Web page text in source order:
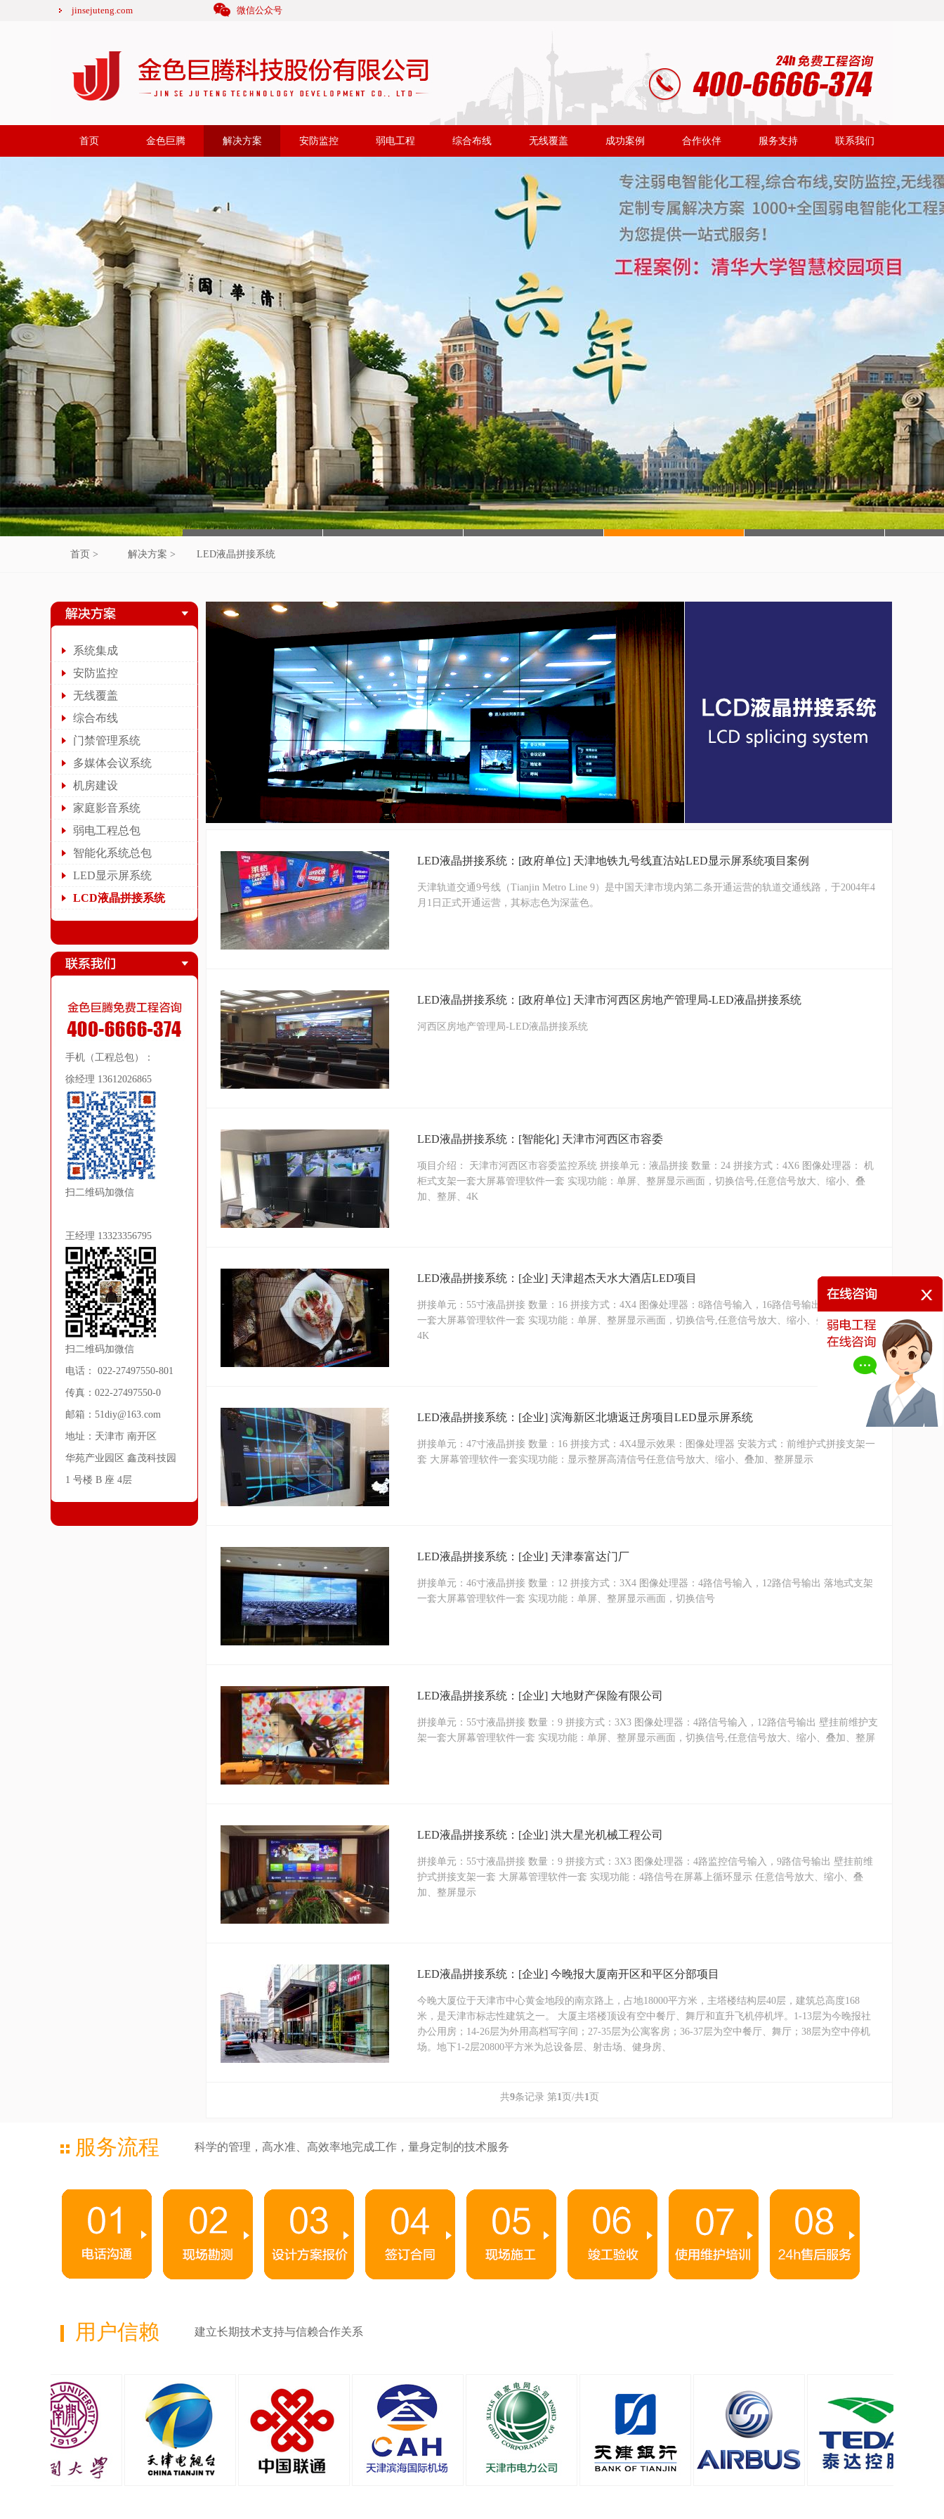
jinsejuteng.com 微信公众号
首页 金色巨腾 解决方案 安防监控 弱电工程 综合布线 无线覆盖 成功案例 合作伙伴 服务支持 联系我们
首页 > 解决方案 > LED液晶拼接系统
系统集成
安防监控
无线覆盖
综合布线
门禁管理系统
多媒体会议系统
机房建设
家庭影音系统
弱电工程总包
智能化系统总包
LED显示屏系统
LCD液晶拼接系统
手机（工程总包）：
徐经理 13612026865
扫二维码加微信
王经理 13323356795
扫二维码加微信
电话： 022-27497550-801
传真：022-27497550-0
邮箱：51diy@163.com
地址：天津市 南开区
华苑产业园区 鑫茂科技园
1 号楼 B 座 4层
LED液晶拼接系统：[政府单位] 天津地铁九号线直沽站LED显示屏系统项目案例
天津轨道交通9号线（Tianjin Metro Line 9）是中国天津市境内第二条开通运营的轨道交通线路，于2004年4
月1日正式开通运营，其标志色为深蓝色。
LED液晶拼接系统：[政府单位] 天津市河西区房地产管理局-LED液晶拼接系统
河西区房地产管理局-LED液晶拼接系统
LED液晶拼接系统：[智能化] 天津市河西区市容委
项目介绍： 天津市河西区市容委监控系统 拼接单元：液晶拼接 数量：24 拼接方式：4X6 图像处理器： 机
柜式支架一套大屏幕管理软件一套 实现功能：单屏、整屏显示画面，切换信号,任意信号放大、缩小、叠
加、整屏、4K
LED液晶拼接系统：[企业] 天津超杰天水大酒店LED项目
拼接单元：55寸液晶拼接 数量：16 拼接方式：4X4 图像处理器：8路信号输入，16路信号输出 机柜式支架
一套大屏幕管理软件一套 实现功能：单屏、整屏显示画面，切换信号,任意信号放大、缩小、叠加、整屏、
4K
LED液晶拼接系统：[企业] 滨海新区北塘返迁房项目LED显示屏系统
拼接单元：47寸液晶拼接 数量：16 拼接方式：4X4显示效果：图像处理器 安装方式：前维护式拼接支架一
套 大屏幕管理软件一套实现功能：显示整屏高清信号任意信号放大、缩小、叠加、整屏显示
LED液晶拼接系统：[企业] 天津泰富达门厂
拼接单元：46寸液晶拼接 数量：12 拼接方式：3X4 图像处理器：4路信号输入，12路信号输出 落地式支架
一套大屏幕管理软件一套 实现功能：单屏、整屏显示画面，切换信号
LED液晶拼接系统：[企业] 大地财产保险有限公司
拼接单元：55寸液晶拼接 数量：9 拼接方式：3X3 图像处理器：4路信号输入，12路信号输出 壁挂前维护支
架一套大屏幕管理软件一套 实现功能：单屏、整屏显示画面，切换信号,任意信号放大、缩小、叠加、整屏
LED液晶拼接系统：[企业] 洪大星光机械工程公司
拼接单元：55寸液晶拼接 数量：9 拼接方式：3X3 图像处理器：4路监控信号输入，9路信号输出 壁挂前维
护式拼接支架一套 大屏幕管理软件一套 实现功能：4路信号在屏幕上循环显示 任意信号放大、缩小、叠
加、整屏显示
LED液晶拼接系统：[企业] 今晚报大厦南开区和平区分部项目
今晚大厦位于天津市中心黄金地段的南京路上，占地18000平方米，主塔楼结构层40层，建筑总高度168
米，是天津市标志性建筑之一。 大厦主塔楼顶设有空中餐厅、舞厅和直升飞机停机坪。1-13层为今晚报社
办公用房；14-26层为外用高档写字间；27-35层为公寓客房；36-37层为空中餐厅、舞厅；38层为空中停机
场。地下1-2层20800平方米为总设备层、射击场、健身房、
共9条记录 第1 页/共1 页
服务流程 科学的管理，高水准、高效率地完成工作，量身定制的技术服务
用户信赖 建立长期技术支持与信赖合作关系